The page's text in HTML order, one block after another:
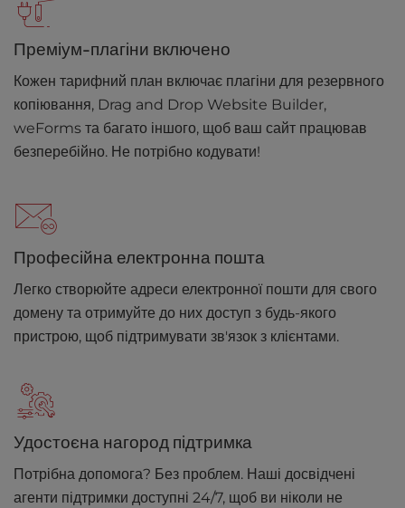
Преміум-плагіни включено
Кожен тарифний план включає плагіни для резервного
копіювання, Drag and Drop Website Builder,
weForms та багато іншого, щоб ваш сайт працював
безперебійно. Не потрібно кодувати!
Професійна електронна пошта
Легко створюйте адреси електронної пошти для свого
домену та отримуйте до них доступ з будь-якого
пристрою, щоб підтримувати зв'язок з клієнтами.
Удостоєна нагород підтримка
Потрібна допомога? Без проблем. Наші досвідчені
агенти підтримки доступні 24/7, щоб ви ніколи не